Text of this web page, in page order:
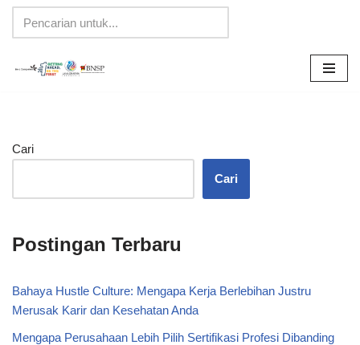
Lompat
Cari
Cari
Postingan Terbaru
Bahaya Hustle Culture: Mengapa Kerja Berlebihan Justru
Merusak Karir dan Kesehatan Anda
Mengapa Perusahaan Lebih Pilih Sertifikasi Profesi Dibanding